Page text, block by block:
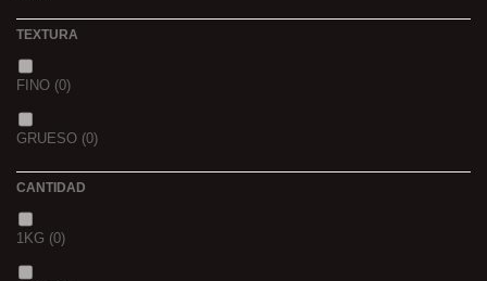
MIEL(0)
OCEAN LIVER
GOLDEN X
TEXTURA
FINO (0)
GRUESO (0)
CANTIDAD
1KG (0)